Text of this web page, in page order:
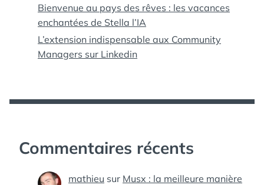
Bienvenue au pays des rêves : les vacances
enchantées de Stella l’IA
L’extension indispensable aux Community
Managers sur Linkedin
Commentaires récents
mathieu sur Musx : la meilleure manière